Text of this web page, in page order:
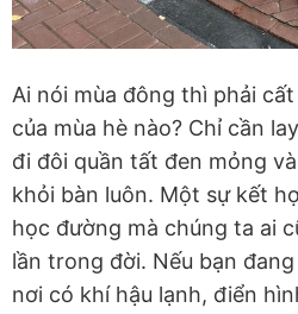
Ai nói mùa đông thì phải
của mùa hè nào? Chỉ cần
đi đôi quần tất đen mỏng
khỏi bàn luôn. Một sự kết
học đường mà chúng ta ai
lần trong đời. Nếu bạn
nơi có khí hậu lạnh, điển